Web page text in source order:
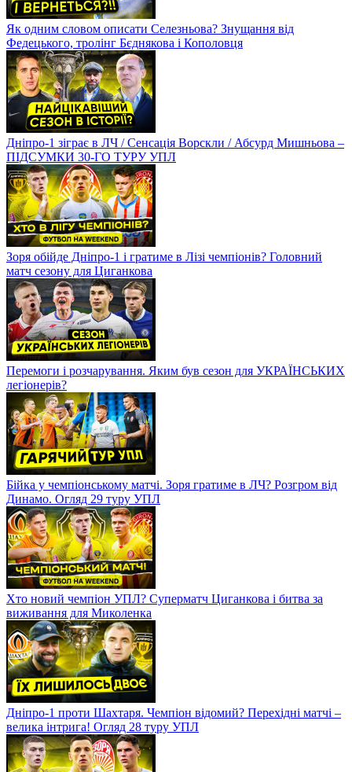
Як одним словом описати Селезньова? Знущання від
Федецького, тролінг Бєднякова і Кополовця
Дніпро-1 зіграє в ЛЧ / Сенсація Ворскли / Абсурд Мишньова –
ПІДСУМКИ 30-ГО ТУРУ УПЛ
Зоря обійде Дніпро-1 і гратиме в Лізі чемпіонів? Головний
матч сезону для Циганкова
Перемоги і розчарування. Яким був сезон для УКРАЇНСЬКИХ
легіонерів?
Бійка у чемпіонському матчі. Зоря гратиме в ЛЧ? Розгром від
Динамо. Огляд 29 туру УПЛ
Хто новий чемпіон УПЛ? Суперматч Циганкова і битва за
виживання для Миколенка
Дніпро-1 проти Шахтаря. Чемпіон відомий? Перехідні матчі –
велика інтрига! Огляд 28 туру УПЛ